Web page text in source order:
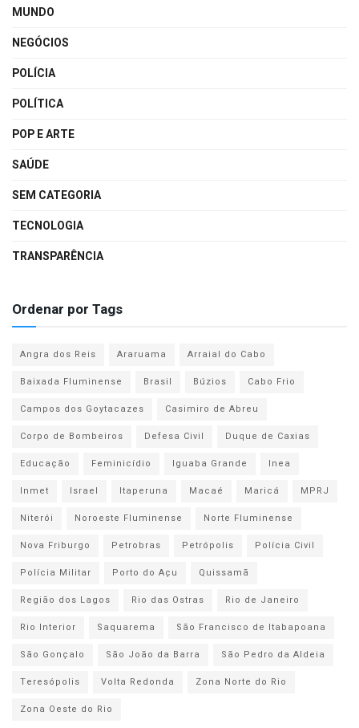
MUNDO
NEGÓCIOS
POLÍCIA
POLÍTICA
POP E ARTE
SAÚDE
SEM CATEGORIA
TECNOLOGIA
TRANSPARÊNCIA
Ordenar por Tags
Angra dos Reis Araruama
Arraial do Cabo
Baixada Fluminense
Brasil Búzios
Cabo Frio
Campos dos Goytacazes
Casimiro de Abreu
Corpo de Bombeiros
Defesa Civil
Duque de Caxias
Educação
Feminicídio Iguaba Grande
Inea
Inmet
Israel Itaperuna Macaé Maricá
MPRJ
Niterói
Noroeste Fluminense
Norte Fluminense
Nova Friburgo
Petrobras Petrópolis
Polícia Civil
Polícia Militar
Porto do Açu
Quissamã
Região dos Lagos
Rio das Ostras
Rio de Janeiro
Rio Interior
Saquarema
São Francisco de Itabapoana
São Gonçalo
São João da Barra
São Pedro da Aldeia
Teresópolis
Volta Redonda
Zona Norte do Rio
Zona Oeste do Rio